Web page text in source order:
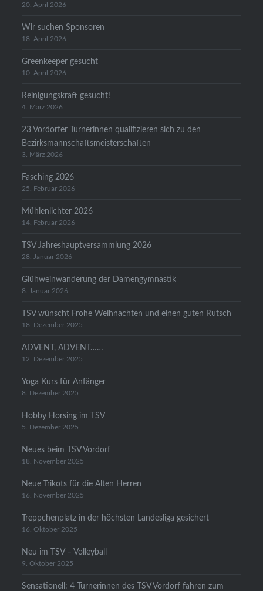
20. April 2026
Wir suchen Sponsoren
18. April 2026
Greenkeeper gesucht
10. April 2026
Reinigungskraft gesucht!
4. März 2026
23 Vordorfer Turnerinnen qualifizieren sich zu den
Bezirksmannschaftsmeisterschaften
3. März 2026
Fasching 2026
25. Februar 2026
Mühlenlichter 2026
14. Februar 2026
TSV Jahreshauptversammlung 2026
28. Januar 2026
Glühweinwanderung der Damengymnastik
8. Januar 2026
TSV wünscht Frohe Weihnachten und einen guten Rutsch
18. Dezember 2025
ADVENT, ADVENT……
12. Dezember 2025
Yoga Kurs für Anfänger
8. Dezember 2025
Hobby Horsing im TSV
5. Dezember 2025
Neues beim TSV Vordorf
18. November 2025
Neue Trikots für die Alten Herren
16. November 2025
Treppchenplatz in der höchsten Landesliga gesichert
16. Oktober 2025
Neu im TSV – Volleyball
9. Oktober 2025
Sensationell: 4 Turnerinnen des TSV Vordorf fahren zum